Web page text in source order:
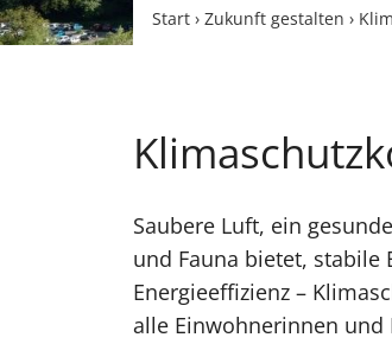
Start › Zukunft gestalten ›
Saubere Luft, ein
und Fauna bietet, stabile
Energieeffizienz –
alle Einwohnerinnen und